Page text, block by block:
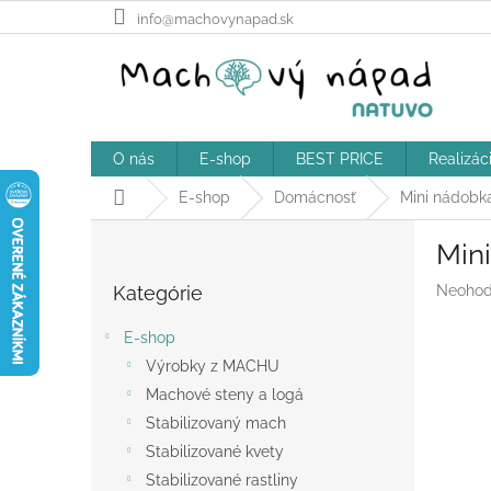
na
info@machovynapad.sk
O nás E-shop BEST PRICE
DomovE-shop Domácnosť Mini
kategórie
Kategórie
E-shop
Výrobky z MACHU
Machové steny a logá
Stabilizovaný mach
Stabilizované kvety
Stabilizované rastliny